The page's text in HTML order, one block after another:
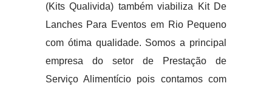
(Kits Qualivida) também viabiliza Kit De
Lanches Para Eventos em Rio Pequeno
com ótima qualidade. Somos a principal
empresa do setor de Prestação de
Serviço Alimentício pois contamos com